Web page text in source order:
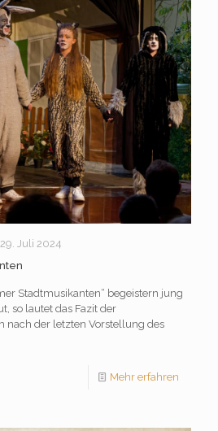
29. Juli 2024
Stadtmusikanten“ begeistern jung
so lautet das Fazit der
nach der letzten Vorstellung des
Mehr erfahren